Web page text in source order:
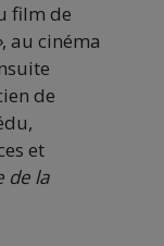
film de
, au cinéma
de
et
de la